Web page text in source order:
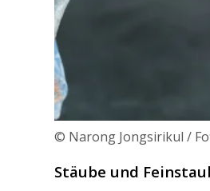
© Narong Jongsirikul /
Stäube und